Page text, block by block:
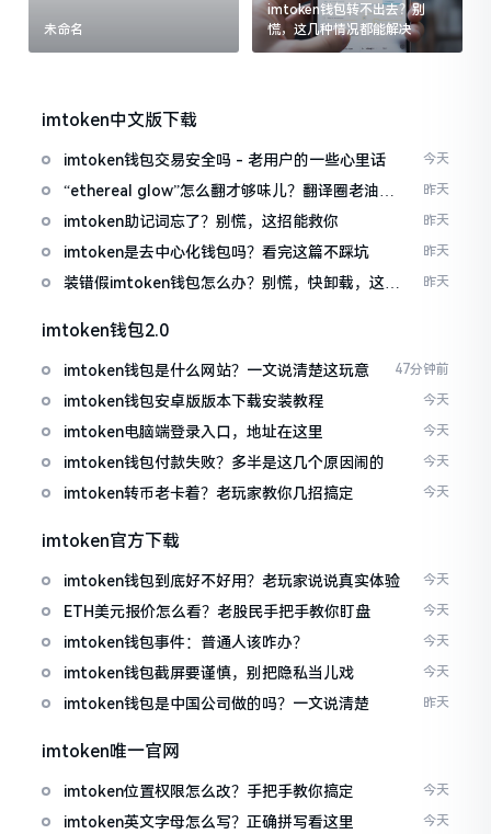
未命名
imtoken钱包转不出去？别
慌，这几种情况都能解决
imtoken中文版下载
imtoken钱包交易安全吗 - 老用户的一些心里话 今天
“ethereal glow”怎么翻才够味儿？翻译圈老油条
的私房话
昨天
imtoken助记词忘了？别慌，这招能救你 昨天
imtoken是去中心化钱包吗？看完这篇不踩坑 昨天
装错假imtoken钱包怎么办？别慌，快卸载，这几
昨天
imtoken钱包2.0
imtoken钱包是什么网站？一文说清楚这玩意 47分钟前
imtoken钱包安卓版版本下载安装教程 今天
imtoken电脑端登录入口，地址在这里 今天
imtoken钱包付款失败？多半是这几个原因闹的 今天
imtoken转币老卡着？老玩家教你几招搞定 今天
imtoken官方下载
imtoken钱包到底好不好用？老玩家说说真实体验 今天
ETH美元报价怎么看？老股民手把手教你盯盘 今天
imtoken钱包事件：普通人该咋办？ 今天
imtoken钱包截屏要谨慎，别把隐私当儿戏 今天
imtoken钱包是中国公司做的吗？一文说清楚 昨天
imtoken唯一官网
imtoken位置权限怎么改？手把手教你搞定 今天
imtoken英文字母怎么写？正确拼写看这里 今天